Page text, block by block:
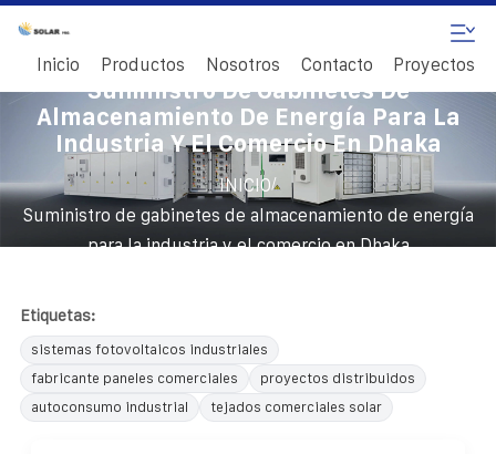
Inicio Productos Nosotros Contacto Proyectos
Suministro De Gabinetes De
Almacenamiento De Energía Para La
Industria Y El Comercio En Dhaka
INICIO/
Suministro de gabinetes de almacenamiento de energía
para la industria y el comercio en Dhaka
Etiquetas:
sistemas fotovoltaicos industriales
fabricante paneles comerciales
proyectos distribuidos
autoconsumo industrial
tejados comerciales solar